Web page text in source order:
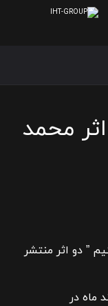
محمد
” دو اثر منتشر
ماه در